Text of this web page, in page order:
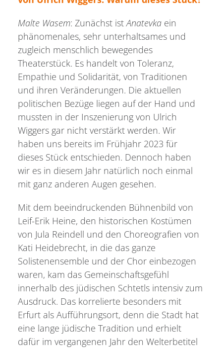
Malte Wasem: Zunächst istAnatevka ein
phänomenales, sehr unterhaltsames und
zugleich menschlich bewegendes
Theaterstück. Es handelt von Toleranz,
Empathie und Solidarität, von Traditionen
und ihren Veränderungen. Die aktuellen
politischen Bezüge liegen auf der Hand und
mussten in der Inszenierung von Ulrich
Wiggers gar nicht verstärkt werden. Wir
haben uns bereits im Frühjahr 2023 für
dieses Stück entschieden. Dennoch haben
wir es in diesem Jahr natürlich noch einmal
mit ganz anderen Augen gesehen.
Mit dem beeindruckenden Bühnenbild von
Leif-Erik Heine, den historischen Kostümen
von Jula Reindell und den Choreografien von
Kati Heidebrecht, in die das ganze
Solistenensemble und der Chor einbezogen
waren, kam das Gemeinschaftsgefühl
innerhalb des jüdischen Schtetls intensiv zum
Ausdruck. Das korrelierte besonders mit
Erfurt als Aufführungsort, denn die Stadt hat
eine lange jüdische Tradition und erhielt
dafür im vergangenen Jahr den Welterbetitel